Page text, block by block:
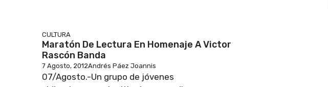
CULTURA
Maratón De Lectura En Homenaje A Victor
Rascón Banda
7 Agosto, 2012Andrés Páez Joannis
07/Agosto.-Un grupo de jóvenes